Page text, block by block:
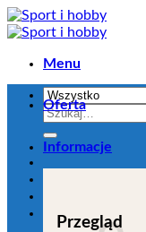
Przejdź
do
Menu
Szukaj:
Oferta
Informacje
Przegląd